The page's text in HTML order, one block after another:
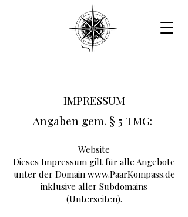
IMPRESSUM
Angaben gem. § 5 TMG:
Website
Dieses Impressum gilt für alle Angebote
unter der Domain www.PaarKompass.de
inklusive aller Subdomains
(Unterseiten).